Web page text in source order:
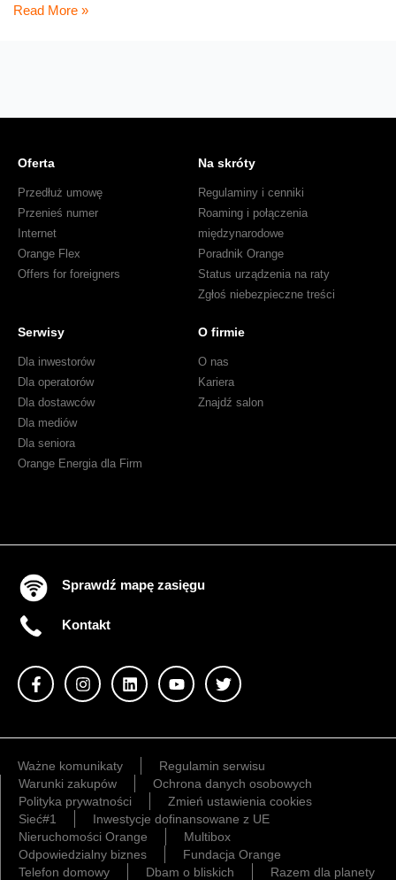
Phishing
Read More »
Oferta
Przedłuż umowę
Przenieś numer
Internet
Orange Flex
Offers for foreigners
Na skróty
Regulaminy i cenniki
Roaming i połączenia
międzynarodowe
Poradnik Orange
Status urządzenia na raty
Zgłoś niebezpieczne treści
Serwisy
Dla inwestorów
Dla operatorów
Dla dostawców
Dla mediów
Dla seniora
Orange Energia dla Firm
O firmie
O nas
Kariera
Znajdź salon
Sprawdź mapę zasięgu
Kontakt
Ważne komunikaty
Regulamin serwisu
Warunki zakupów
Ochrona danych osobowych
Polityka prywatności
Zmień ustawienia cookies
Sieć#1
Inwestycje dofinansowane z UE
Nieruchomości Orange
Multibox
Odpowiedzialny biznes
Fundacja Orange
Telefon domowy
Dbam o bliskich Razem dla planety